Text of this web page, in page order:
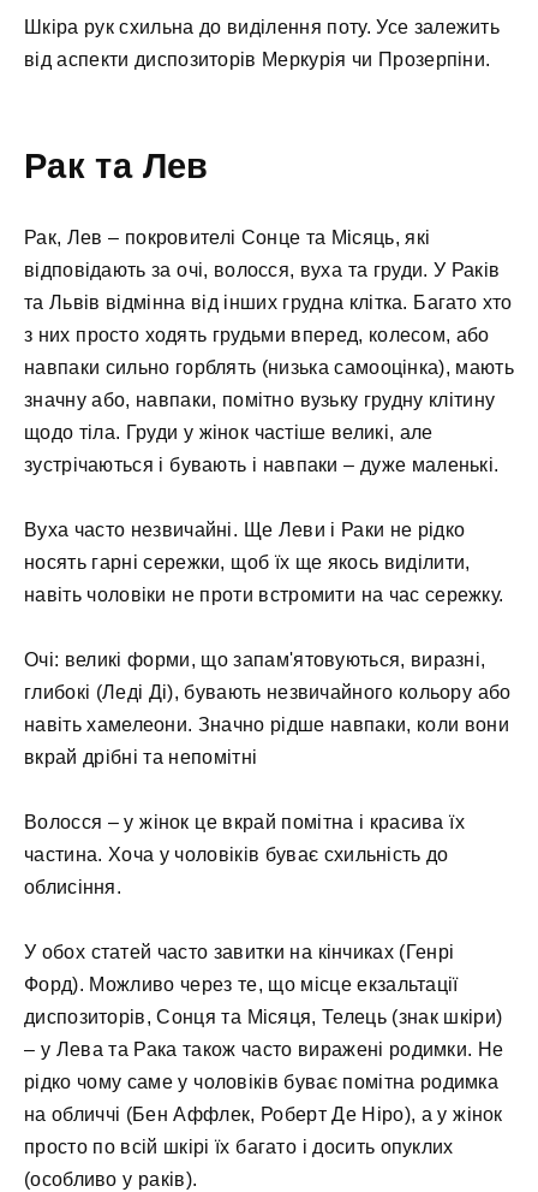
Шкіра рук схильна до виділення поту. Усе залежить
від аспекти диспозиторів Меркурія чи Прозерпіни.
Рак та Лев
Рак, Лев – покровителі Сонце та Місяць, які
відповідають за очі, волосся, вуха та груди. У Раків
та Львів відмінна від інших грудна клітка. Багато хто
з них просто ходять грудьми вперед, колесом, або
навпаки сильно горблять (низька самооцінка), мають
значну або, навпаки, помітно вузьку грудну клітину
щодо тіла. Груди у жінок частіше великі, але
зустрічаються і бувають і навпаки – дуже маленькі.
Вуха часто незвичайні. Ще Леви і Раки не рідко
носять гарні сережки, щоб їх ще якось виділити,
навіть чоловіки не проти встромити на час сережку.
Очі: великі форми, що запам'ятовуються, виразні,
глибокі (Леді Ді), бувають незвичайного кольору або
навіть хамелеони. Значно рідше навпаки, коли вони
вкрай дрібні та непомітні
Волосся – у жінок це вкрай помітна і красива їх
частина. Хоча у чоловіків буває схильність до
облисіння.
У обох статей часто завитки на кінчиках (Генрі
Форд). Можливо через те, що місце екзальтації
диспозиторів, Сонця та Місяця, Телець (знак шкіри)
– у Лева та Рака також часто виражені родимки. Не
рідко чому саме у чоловіків буває помітна родимка
на обличчі (Бен Аффлек, Роберт Де Ніро), а у жінок
просто по всій шкірі їх багато і досить опуклих
(особливо у раків).